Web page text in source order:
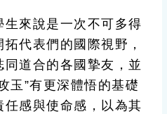
來說是一次不可多得
代表們的國際視野，
道合的各國摯友，並
玉”有更深體悟的基礎
感與使命感，以為其